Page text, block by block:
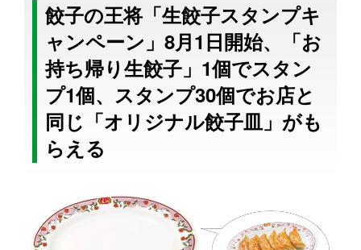
餃子の王将「生餃子スタンプキ
ャンペーン」8月1日開始、「お
持ち帰り生餃子」1個でスタン
プ1個、スタンプ30個でお店と
同じ「オリジナル餃子皿」がも
らえる